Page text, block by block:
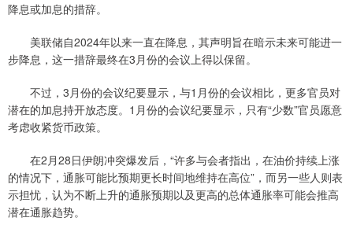
降息或加息的措辞。
美联储自2024年以来一直在降息，其声明旨在暗示未来可能进一
步降息，这一措辞最终在3月份的会议上得以保留。
不过，3月份的会议纪要显示，与1月份的会议相比，更多官员对
潜在的加息持开放态度。1月份的会议纪要显示，只有“少数”官员愿意
考虑收紧货币政策。
在2月28日伊朗冲突爆发后，“许多与会者指出，在油价持续上涨
的情况下，通胀可能比预期更长时间地维持在高位”，而另一些人则表
示担忧，认为不断上升的通胀预期以及更高的总体通胀率可能会推高
潜在通胀趋势。